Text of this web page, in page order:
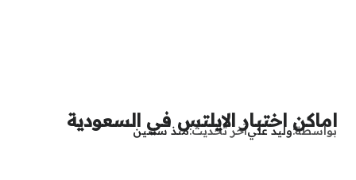
اماكن اختبار الايلتس في السعودية
بواسطة وليد عليآخر تحديثمنذ سنتين